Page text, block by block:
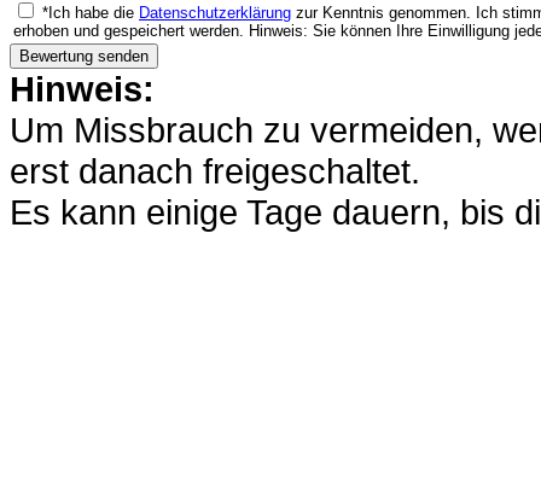
*Ich habe die Datenschutzerklärung zur Kenntnis genommen. Ich
erhoben und gespeichert werden. Hinweis: Sie können Ihre Einwilligung
Hinweis:
Um Missbrauch zu vermeiden,
erst danach freigeschaltet.
Es kann einige Tage dauern, bis